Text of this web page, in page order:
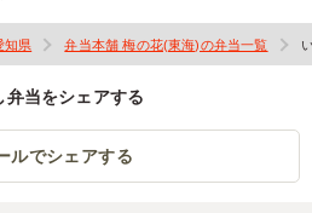
知県 弁当本舗 梅の花(東海)の弁当一覧
弁当をシェアする
ルでシェアする